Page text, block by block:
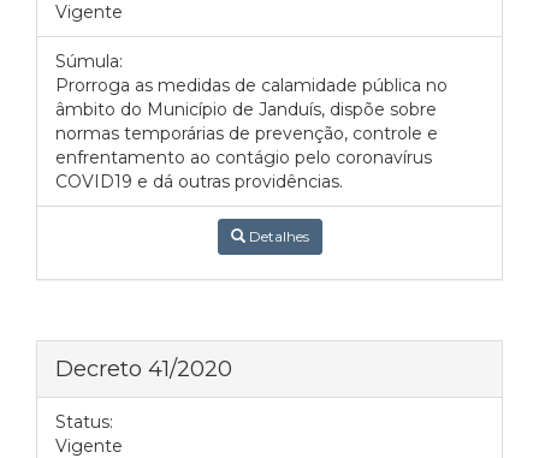
Vigente
Súmula:
Prorroga as medidas de calamidade pública no
âmbito do Município de Janduís, dispõe sobre
normas temporárias de prevenção, controle e
enfrentamento ao contágio pelo coronavírus
COVID19 e dá outras providências.
Detalhes
Decreto 41/2020
Status:
Vigente